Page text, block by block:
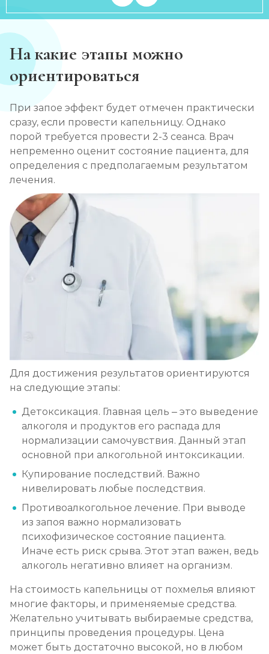
На какие этапы можно
ориентироваться
При запое эффект будет отмечен практически
сразу, если провести капельницу. Однако
порой требуется провести 2-3 сеанса. Врач
непременно оценит состояние пациента, для
определения с предполагаемым результатом
лечения.
Для достижения результатов ориентируются
на следующие этапы:
Детоксикация. Главная цель – это выведение
алкоголя и продуктов его распада для
нормализации самочувствия. Данный этап
основной при алкогольной интоксикации.
Купирование последствий. Важно
нивелировать любые последствия.
Противоалкогольное лечение. При выводе
из запоя важно нормализовать
психофизическое состояние пациента.
Иначе есть риск срыва. Этот этап важен, ведь
алкоголь негативно влияет на организм.
На стоимость капельницы от похмелья влияют
многие факторы, и применяемые средства.
Желательно учитывать выбираемые средства,
принципы проведения процедуры. Цена
может быть достаточно высокой, но в любом